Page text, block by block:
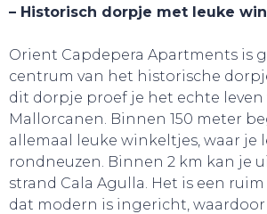
HANDIG!
– Historisch dorpje met leuke
Orient Capdepera Apartments is
centrum van het historische
dit dorpje proef je het echte leven
Mallorcanen. Binnen 150 meter
allemaal leuke winkeltjes, waar je
rondneuzen. Binnen 2 km kan je
strand Cala Agulla. Het is een
dat modern is ingericht,